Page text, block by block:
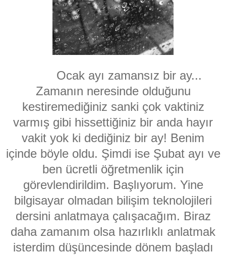
Ocak ayı zamansız bir ay...
Zamanın neresinde olduğunu
kestiremediğiniz sanki çok vaktiniz
varmış gibi hissettiğiniz bir anda hayır
vakit yok ki dediğiniz bir ay! Benim
içinde böyle oldu. Şimdi ise Şubat ayı ve
ben ücretli öğretmenlik için
görevlendirildim. Başlıyorum. Yine
bilgisayar olmadan bilişim teknolojileri
dersini anlatmaya çalışacağım. Biraz
daha zamanım olsa hazırlıklı anlatmak
isterdim düşüncesinde dönem başladı